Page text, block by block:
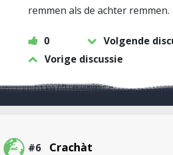
remmen als de achter remmen.
0
Volgende
Vorige discussie
#6 Crachàt